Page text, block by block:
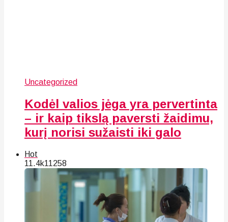
Uncategorized
Kodėl valios jėga yra pervertinta
– ir kaip tikslą paversti žaidimu,
kurį norisi sužaisti iki galo
Hot
11.4k11258